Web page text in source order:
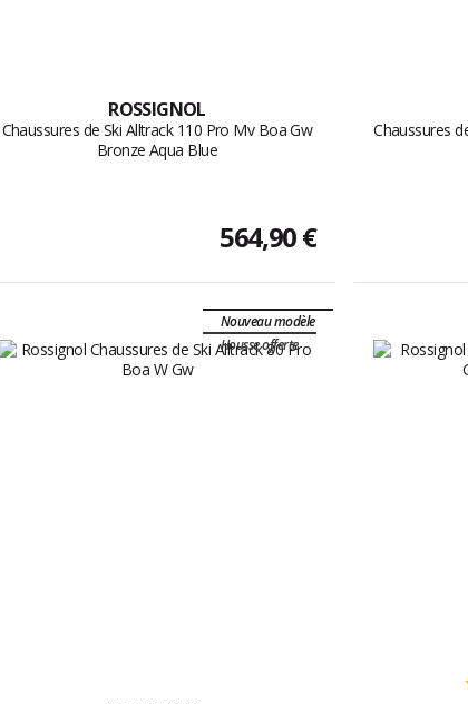
ROSSIGNOL
Chaussures de Ski Alltrack 110 Pro Mv Boa Gw
Bronze Aqua Blue
564,90 €
Chaussures
Nouveau modèle
Housse offerte